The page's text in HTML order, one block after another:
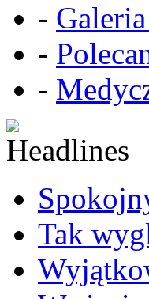
-
-
-
Tak